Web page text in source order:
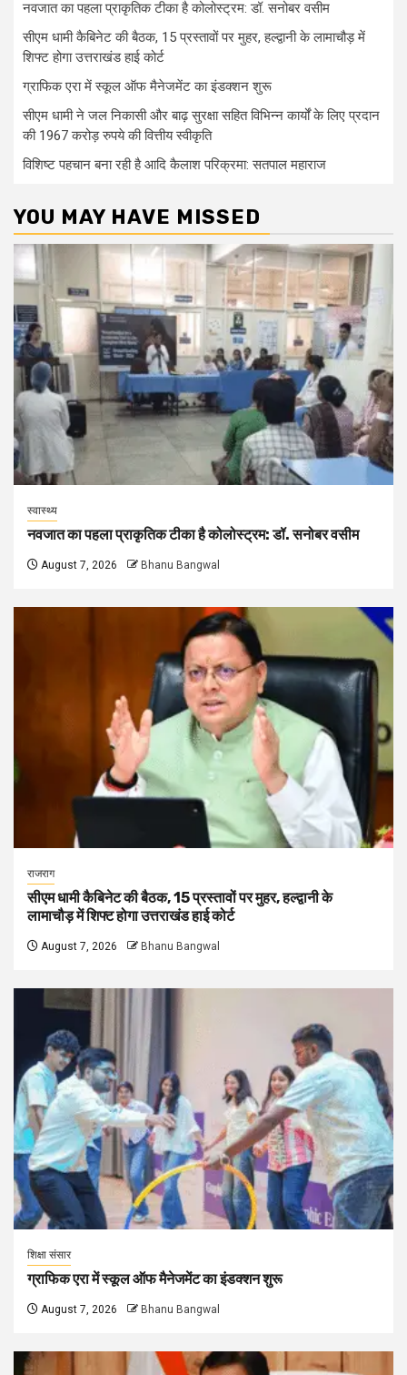
नवजात का पहला प्राकृतिक टीका है कोलोस्ट्रम: डॉ. सनोबर वसीम
सीएम धामी कैबिनेट की बैठक, 15 प्रस्तावों पर मुहर, हल्द्वानी के लामाचौड़ में
शिफ्ट होगा उत्तराखंड हाई कोर्ट
ग्राफिक एरा में स्कूल ऑफ मैनेजमेंट का इंडक्शन शुरू
सीएम धामी ने जल निकासी और बाढ़ सुरक्षा सहित विभिन्न कार्यों के लिए प्रदान
की 1967 करोड़ रुपये की वित्तीय स्वीकृति
विशिष्ट पहचान बना रही है आदि कैलाश परिक्रमा: सतपाल महाराज
YOU MAY HAVE MISSED
स्वास्थ्य
नवजात का पहला प्राकृतिक टीका है कोलोस्ट्रम: डॉ. सनोबर वसीम
August 7, 2026 Bhanu Bangwal
राजराग
सीएम धामी कैबिनेट की बैठक, 15 प्रस्तावों पर मुहर, हल्द्वानी के
लामाचौड़ में शिफ्ट होगा उत्तराखंड हाई कोर्ट
August 7, 2026 Bhanu Bangwal
शिक्षा संसार
ग्राफिक एरा में स्कूल ऑफ मैनेजमेंट का इंडक्शन शुरू
August 7, 2026 Bhanu Bangwal